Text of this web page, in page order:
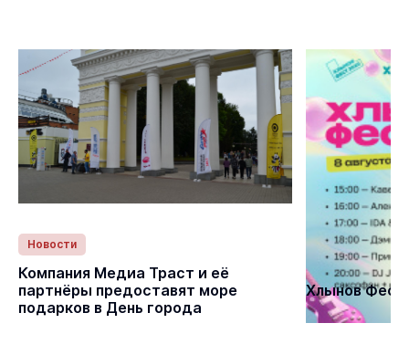
Новости
Компания Медиа Траст и её
партнёры предоставят море
подарков в День города
Статьи
Хлынов Фест